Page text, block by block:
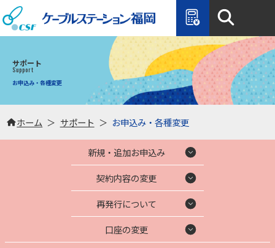
ケー
サポート
Support
お申込み・各種変更
ホーム サポート お申込み・各種変更
新規・追加お申込み
契約内容の変更
再発行について
口座の変更